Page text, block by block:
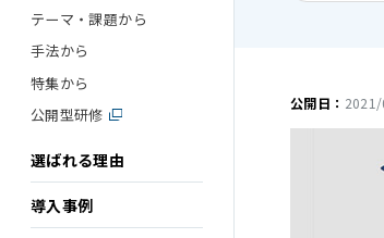
テーマ・課題から
手法から
特集から
公開型研修
選ばれる理由
導入事例
公開日：